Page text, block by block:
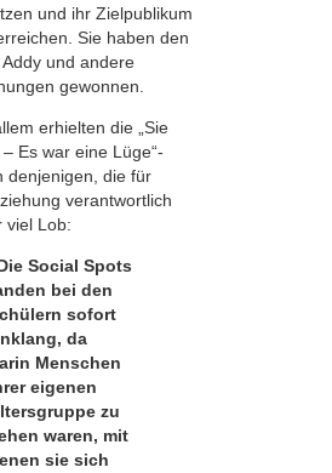
und ihr Zielpublikum
Sie haben den
Addy und andere
gewonnen.
erhielten die „Sie
Es war eine Lüge“-
denjenigen, die für
verantwortlich
viel Lob:
Social Spots
bei den
sofort
da
Menschen
eigenen
zu
waren, mit
sie sich